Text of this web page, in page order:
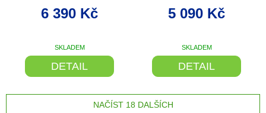
SCREAMING RED
SKLADEM
6 390 Kč
DETAIL
CASTELROCK (GREY)
SKLADEM
5 090 Kč
DETAIL
NAČÍST 18 DALŠÍCH